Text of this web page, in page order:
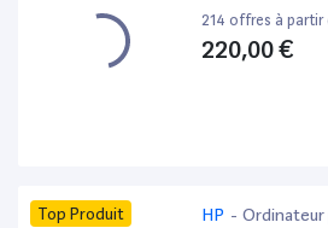
214 offres à partir
220,00 €
Top Produit HP -